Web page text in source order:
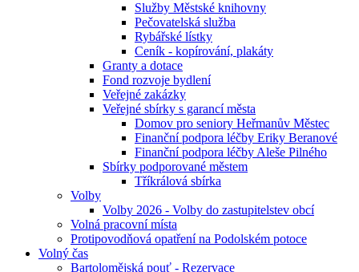
Služby Městské knihovny
Pečovatelská služba
Rybářské lístky
Ceník - kopírování, plakáty
Granty a dotace
Fond rozvoje bydlení
Veřejné zakázky
Veřejné sbírky s garancí města
Domov pro seniory Heřmanův Městec
Finanční podpora léčby Eriky Beranové
Finanční podpora léčby Aleše Pilného
Sbírky podporované městem
Tříkrálová sbírka
Volby
Volby 2026 - Volby do zastupitelstev obcí
Volná pracovní místa
Protipovodňová opatření na Podolském potoce
Volný čas
Bartolomějská pouť - Rezervace